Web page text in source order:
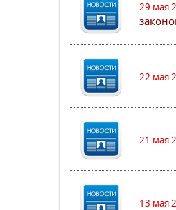
29 мая
22 мая
21 мая
13 мая